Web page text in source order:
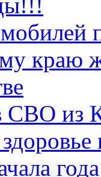
краю
СВО из
года